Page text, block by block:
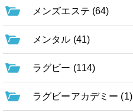
メンズエステ (64)
メンタル (41)
ラグビー (114)
ラグビーアカデミー (1)